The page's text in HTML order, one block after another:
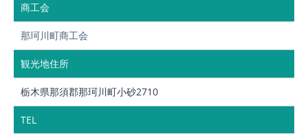
商工会
那珂川町商工会
観光地住所
栃木県那須郡那珂川町小砂2710
TEL